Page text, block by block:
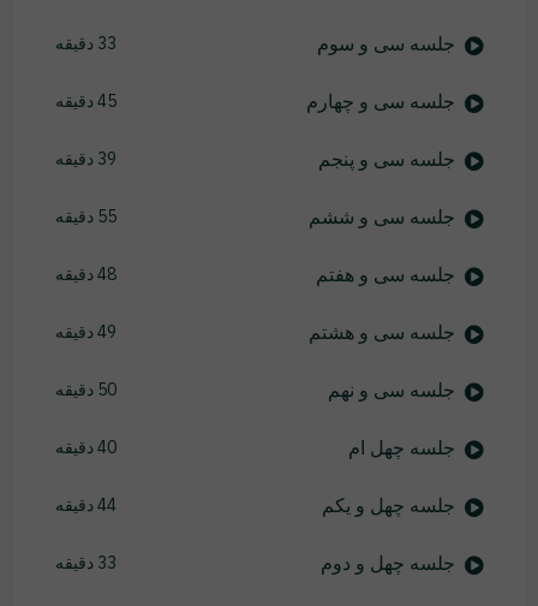
جلسه سی و سوم 33 دقیقه
جلسه سی و چهارم 45 دقیقه
جلسه سی و پنجم 39 دقیقه
جلسه سی و ششم 55 دقیقه
جلسه سی و هفتم 48 دقیقه
جلسه سی و هشتم 49 دقیقه
جلسه سی و نهم 50 دقیقه
جلسه چهل ام 40 دقیقه
جلسه چهل و یکم 44 دقیقه
جلسه چهل و دوم 33 دقیقه